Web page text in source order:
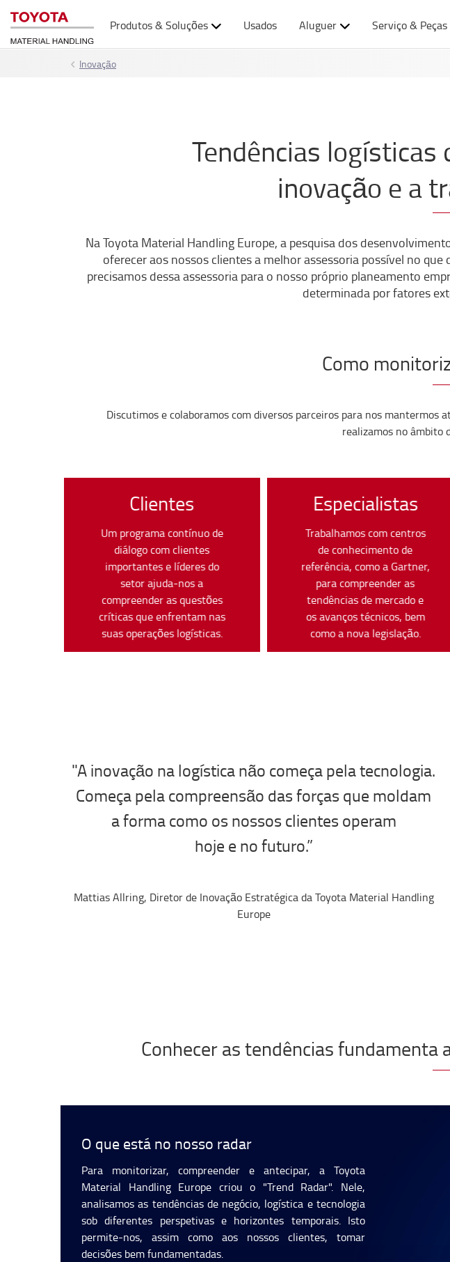
Produtos & Soluções Usados Aluguer Serviço & Peças
Inovação
Tendências
inovação e a
Na Toyota Material Handling Europe, a pesquisa dos
oferecer aos nossos clientes a melhor assessoria possível no
precisamos dessa assessoria para o nosso próprio planeamento
determinada por fatores
Como
Discutimos e colaboramos com diversos parceiros para nos
realizamos no âmbito
Clientes
Um programa contínuo de
diálogo com clientes
importantes e líderes do
setor ajuda-nos a
compreender as questões
críticas que enfrentam nas
suas operações logísticas.
Especialistas
Trabalhamos com centros
de conhecimento de
referência, como a Gartner,
para compreender as
tendências de mercado e
os avanços técnicos, bem
como a nova legislação.
"A inovação na logística não começa pela tecnologia.
Começa pela compreensão das forças que moldam
a forma como os nossos clientes operam
hoje e no futuro.”
Mattias Allring, Diretor de Inovação Estratégica da Toyota Material Handling
Europe
Conhecer as tendências
O que está no nosso radar
Para monitorizar, compreender e antecipar, a Toyota
Material Handling Europe criou o "Trend Radar". Nele,
analisamos as tendências de negócio, logística e tecnologia
sob diferentes perspetivas e horizontes temporais. Isto
permite-nos, assim como aos nossos clientes, tomar
decisões bem fundamentadas.